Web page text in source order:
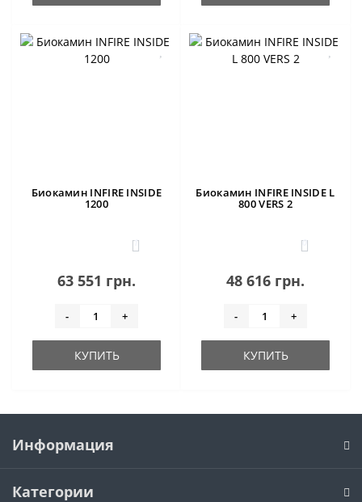
Биокамин INFIRE INSIDE
1200
1
63 551 грн.
- +
КУПИТЬ
Биокамин INFIRE INSIDE L
800 VERS 2
0
48 616 грн.
- +
КУПИТЬ
Информация
Категории